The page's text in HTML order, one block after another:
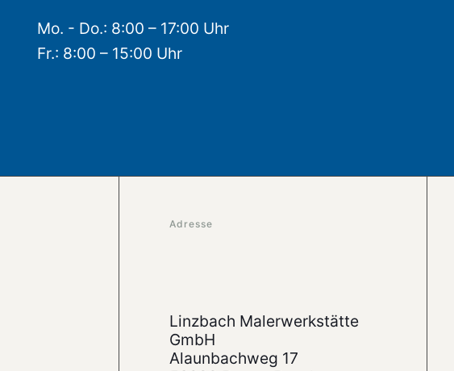
Mo. - Do.: 8:00 – 17:00 Uhr
Fr.: 8:00 – 15:00 Uhr
Adresse
Linzbach Malerwerkstätte
GmbH
Alaunbachweg 17